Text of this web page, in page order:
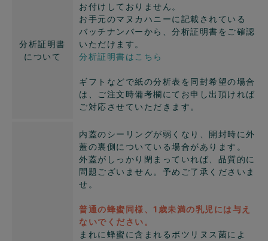
分析証明書
について
お付けしておりません。
お手元のマヌカハニーに記載されている
バッチナンバーから、分析証明書をご確認
いただけます。
分析証明書はこちら
ギフトなどで紙の分析表を同封希望の場合
は、ご注文時備考欄にてお申し出頂ければ
ご対応させていただきます。
内蓋のシーリングが弱くなり、開封時に外
蓋の裏側についている場合があります。
外蓋がしっかり閉まっていれば、品質的に
問題ございません。予めご了承くださいま
せ。
普通の蜂蜜同様、1歳未満の乳児には与え
ないでください。
まれに蜂蜜に含まれるボツリヌス菌によ